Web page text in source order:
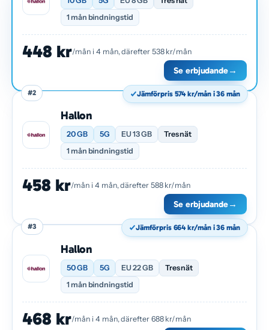
1 mån bindningstid
448 kr/mån i 4 mån, därefter 538 kr/mån
Se erbjudande→
#2
Hallon
20 GB 5G EU 13 GB
Tres nät
1 mån bindningstid
Jämförpris 574 kr/mån i 36 mån
458 kr/mån i 4 mån, därefter 588 kr/mån
Se erbjudande→
#3
Hallon
50 GB 5G EU 22 GB
Tres nät
1 mån bindningstid
Jämförpris 664 kr/mån i 36 mån
468 kr/mån i 4 mån, därefter 688 kr/mån